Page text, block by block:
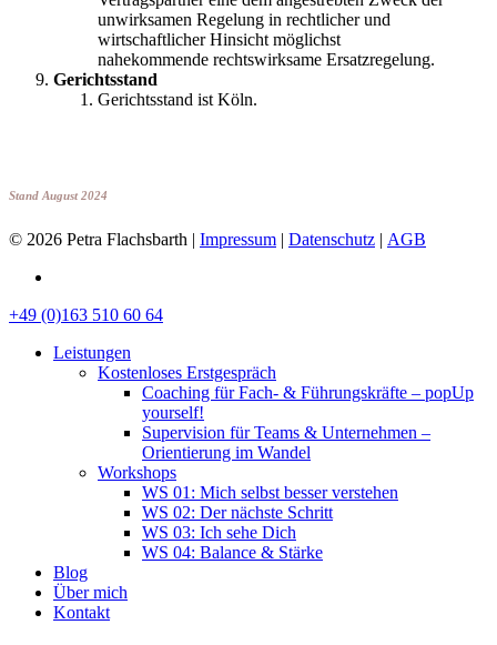
unwirksamen Regelung in rechtlicher und
wirtschaftlicher Hinsicht möglichst
nahekommende rechtswirksame Ersatzregelung.
Gerichtsstand
Gerichtsstand ist Köln.
Stand August 2024
© 2026 Petra Flachsbarth | Impressum | Datenschutz | AGB
Close
+49 (0)163 510 60 64
Leistungen
Kostenloses Erstgespräch
Coaching für Fach- & Führungskräfte – popUp
yourself!
Supervision für Teams & Unternehmen –
Orientierung im Wandel
Workshops
WS 01: Mich selbst besser verstehen
WS 02: Der nächste Schritt
WS 03: Ich sehe Dich
WS 04: Balance & Stärke
Blog
Über mich
Kontakt